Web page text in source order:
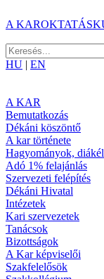
A KAROKTATÁS
HU | EN
A KAR
Bemutatkozás
Dékáni köszöntő
A kar története
Hagyományok,
Adó 1% felajánlás
Szervezeti felépítés
Dékáni Hivatal
Intézetek
Kari szervezetek
Tanácsok
Bizottságok
A Kar képviselői
Szakfelelősök